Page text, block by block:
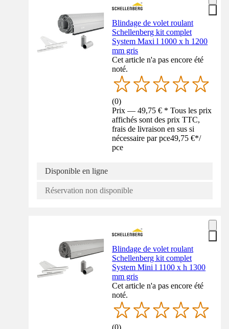
Blindage de volet roulant
Schellenberg kit complet
System Maxi l 1000 x h 1200
mm gris
Cet article n'a pas encore été
noté.
(0)
Prix — 49,75 € * Tous les prix
affichés sont des prix TTC,
frais de livraison en sus si
nécessaire par pce49,75 €*/
pce
Disponible en ligne
Réservation non disponible
Blindage de volet roulant
Schellenberg kit complet
System Mini l 1100 x h 1300
mm gris
Cet article n'a pas encore été
noté.
(0)